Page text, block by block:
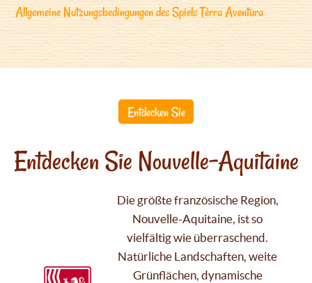
Allgemeine Nutzungsbedingungen des Spiels Tèrra Aventura
Entdecken Sie
Entdecken Sie Nouvelle-Aquitaine
Die größte französische Region,
Nouvelle-Aquitaine, ist so
vielfältig wie überraschend.
Natürliche Landschaften, weite
Grünflächen, dynamische